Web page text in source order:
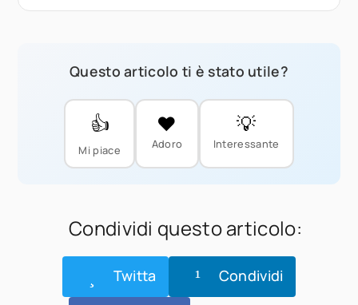
Questo articolo ti è stato utile?
👍
Mi piace
❤️
Adoro
💡
Interessante
Condividi questo articolo:
Twitta Condividi